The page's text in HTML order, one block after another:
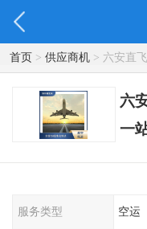
首页> 供应商机> 六安直
六
一
服务类型 空运